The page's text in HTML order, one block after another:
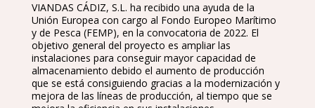
VIANDAS CÁDIZ, S.L. ha recibido una ayuda de la
Unión Europea con cargo al Fondo Europeo Marítimo
y de Pesca (FEMP), en la convocatoria de 2022. El
objetivo general del proyecto es ampliar las
instalaciones para conseguir mayor capacidad de
almacenamiento debido el aumento de producción
que se está consiguiendo gracias a la modernización y
mejora de las líneas de producción, al tiempo que se